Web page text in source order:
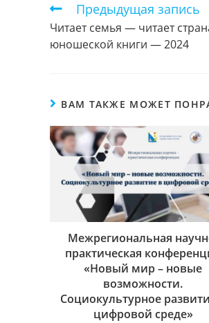
Еще
статьи
Предыдущая запись
Читает семья — читает
юношеской книги — 2024
ВАМ ТАКЖЕ МОЖЕТ
Межрегиональная
практическая
«Новый мир – новые
возможности.
Социокультурное
цифровой среде»